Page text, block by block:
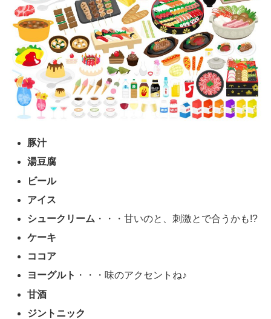
豚汁
湯豆腐
ビール
アイス
シュークリーム ・・・甘いのと、刺激とで合うかも!?
ケーキ
ココア
ヨーグルト ・・・味のアクセントね♪
甘酒
ジントニック